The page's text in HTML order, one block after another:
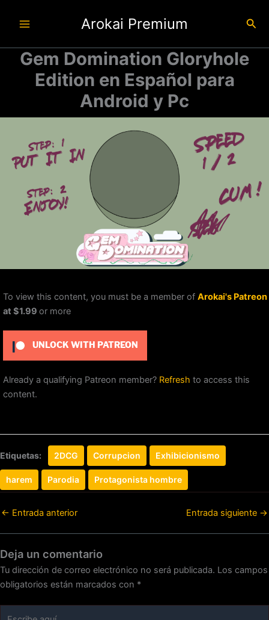
Arokai Premium
Gem Domination Gloryhole
Edition en Español para
Android y Pc
To view this content, you must be a member of Arokai's Patreon
at $1.99 or more
UNLOCK WITH PATREON
Already a qualifying Patreon member? Refresh to access this
content.
Etiquetas: 2DCG Corrupcion Exhibicionismo
harem Parodia Protagonista hombre
← Entrada anterior Entrada siguiente →
Deja un comentario
Tu dirección de correo electrónico no será publicada. Los campos
obligatorios están marcados con *